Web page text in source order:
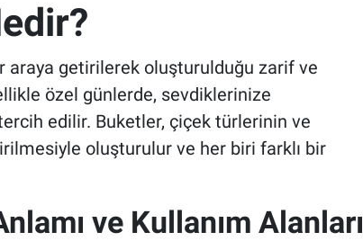
araya getirilerek oluşturulduğu zarif ve
özel günlerde, sevdiklerinize
edilir. Buketler, çiçek türlerinin ve
oluşturulur ve her biri farklı bir
ve Kullanım Alanları